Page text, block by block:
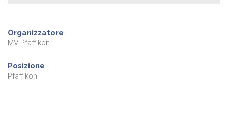
Organizzatore
MV Pfäffikon
Posizione
Pfäffikon